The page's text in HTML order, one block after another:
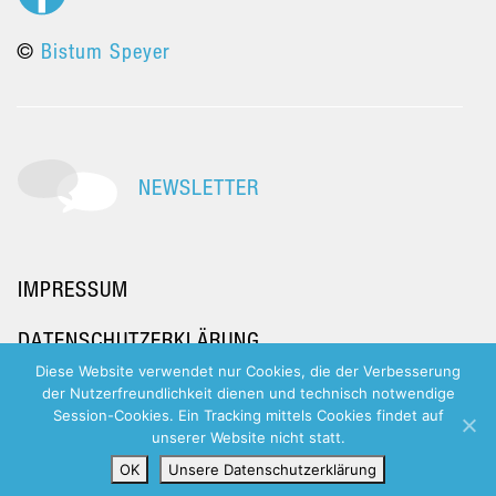
© Bistum Speyer
NEWSLETTER
IMPRESSUM
DATENSCHUTZERKLÄRUNG
Diese Website verwendet nur Cookies, die der Verbesserung
der Nutzerfreundlichkeit dienen und technisch notwendige
Session-Cookies. Ein Tracking mittels Cookies findet auf
unserer Website nicht statt.
OK
Unsere Datenschutzerklärung